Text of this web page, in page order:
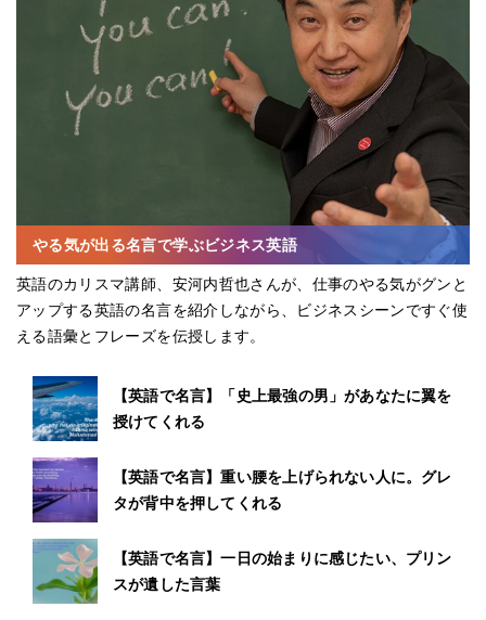
やる気が出る名言で学ぶビジネス英語
英語のカリスマ講師、安河内哲也さんが、仕事のやる気がグンと
アップする英語の名言を紹介しながら、ビジネスシーンですぐ使
える語彙とフレーズを伝授します。
【英語で名言】「史上最強の男」があなたに翼を
授けてくれる
【英語で名言】重い腰を上げられない人に。グレ
タが背中を押してくれる
【英語で名言】一日の始まりに感じたい、プリン
スが遺した言葉